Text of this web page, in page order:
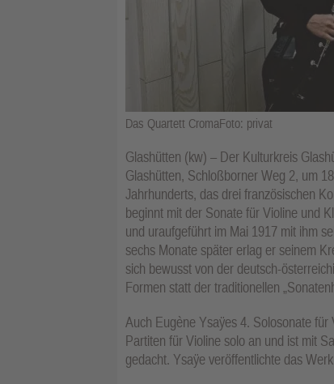
Das Quartett CromaFoto: privat
Glashütten (kw) – Der Kulturkreis
Glashütten, Schloßborner Weg 2, um
Jahrhunderts, das drei französischen
beginnt mit der Sonate für Violine und
und uraufgeführt im Mai 1917 mit ihm
sechs Monate später erlag er seinem
sich bewusst von der deutsch-
Formen statt der traditionellen
Auch Eugène Ysaÿes 4. Solosonate
Partiten für Violine solo an und ist mit
gedacht. Ysaÿe veröffentlichte das